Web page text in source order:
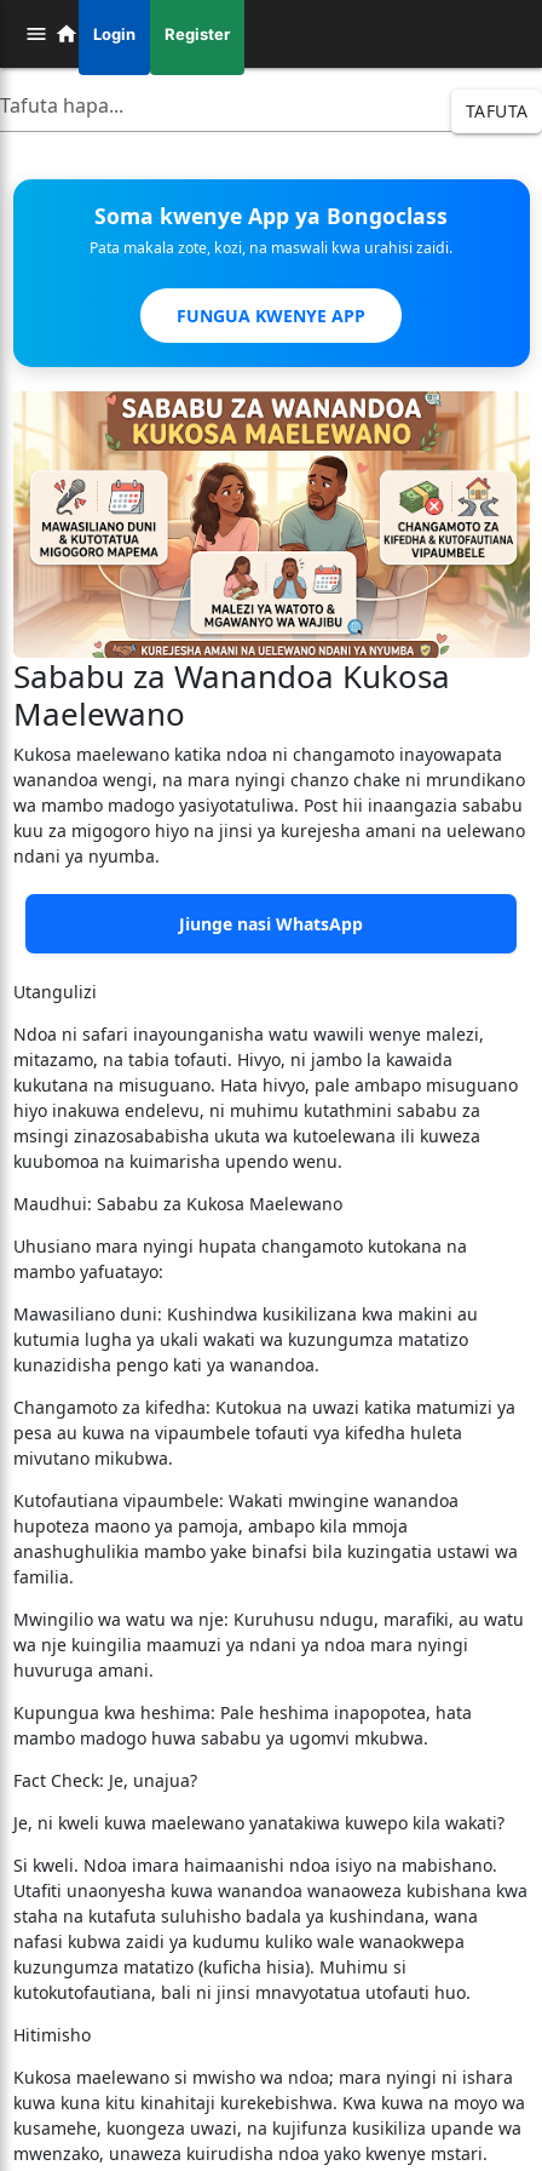
Login Register
TAFUTA
Soma kwenye App ya Bongoclass
Pata makala zote, kozi, na maswali kwa urahisi zaidi.
FUNGUA KWENYE APP
Sababu za Wanandoa Kukosa
Maelewano
​Kukosa maelewano katika ndoa ni changamoto inayowapata
wanandoa wengi, na mara nyingi chanzo chake ni mrundikano
wa mambo madogo yasiyotatuliwa. Post hii inaangazia sababu
kuu za migogoro hiyo na jinsi ya kurejesha amani na uelewano
ndani ya nyumba.
Jiunge nasi WhatsApp
Utangulizi
​Ndoa ni safari inayounganisha watu wawili wenye malezi,
mitazamo, na tabia tofauti. Hivyo, ni jambo la kawaida
kukutana na misuguano. Hata hivyo, pale ambapo misuguano
hiyo inakuwa endelevu, ni muhimu kutathmini sababu za
msingi zinazosababisha ukuta wa kutoelewana ili kuweza
kuubomoa na kuimarisha upendo wenu.
​Maudhui: Sababu za Kukosa Maelewano
​Uhusiano mara nyingi hupata changamoto kutokana na
mambo yafuatayo:
​Mawasiliano duni: Kushindwa kusikilizana kwa makini au
kutumia lugha ya ukali wakati wa kuzungumza matatizo
kunazidisha pengo kati ya wanandoa.
​Changamoto za kifedha: Kutokua na uwazi katika matumizi ya
pesa au kuwa na vipaumbele tofauti vya kifedha huleta
mivutano mikubwa.
​Kutofautiana vipaumbele: Wakati mwingine wanandoa
hupoteza maono ya pamoja, ambapo kila mmoja
anashughulikia mambo yake binafsi bila kuzingatia ustawi wa
familia.
​Mwingilio wa watu wa nje: Kuruhusu ndugu, marafiki, au watu
wa nje kuingilia maamuzi ya ndani ya ndoa mara nyingi
huvuruga amani.
​Kupungua kwa heshima: Pale heshima inapopotea, hata
mambo madogo huwa sababu ya ugomvi mkubwa.
​Fact Check: Je, unajua?
​Je, ni kweli kuwa maelewano yanatakiwa kuwepo kila wakati?
Si kweli. Ndoa imara haimaanishi ndoa isiyo na mabishano.
Utafiti unaonyesha kuwa wanandoa wanaoweza kubishana kwa
staha na kutafuta suluhisho badala ya kushindana, wana
nafasi kubwa zaidi ya kudumu kuliko wale wanaokwepa
kuzungumza matatizo (kuficha hisia). Muhimu si
kutokutofautiana, bali ni jinsi mnavyotatua utofauti huo.
​Hitimisho
​Kukosa maelewano si mwisho wa ndoa; mara nyingi ni ishara
kuwa kuna kitu kinahitaji kurekebishwa. Kwa kuwa na moyo wa
kusamehe, kuongeza uwazi, na kujifunza kusikiliza upande wa
mwenzako, unaweza kuirudisha ndoa yako kwenye mstari.